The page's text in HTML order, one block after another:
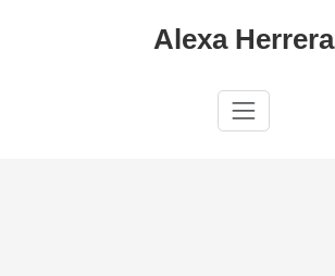
Alexa Herrera